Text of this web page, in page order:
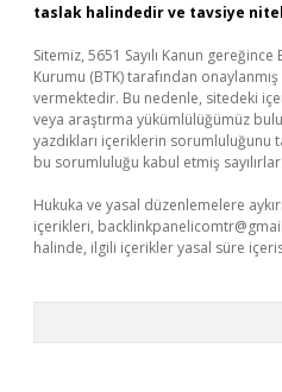
taslak halindedir ve tavsiye
Sitemiz, 5651 Sayılı Kanun
Kurumu (BTK) tarafından
vermektedir. Bu nedenle, sitedeki
veya araştırma yükümlülüğümüz
yazdıkları içeriklerin sorumluluğunu
bu sorumluluğu kabul etmiş sayılırlar.
Hukuka ve yasal düzenlemelere
içerikleri,
halinde, ilgili içerikler yasal süre